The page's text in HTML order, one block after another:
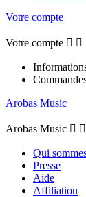
Votre compte
Votre compte  
Arobas Music
Arobas Music  
Qui
Presse
Aide
Affiliation